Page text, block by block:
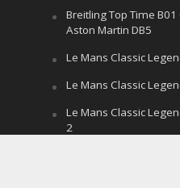
Breitling Top Time
Aston Martin DB5
Le Mans Classic
Le Mans Classic
Le Mans Classic
2